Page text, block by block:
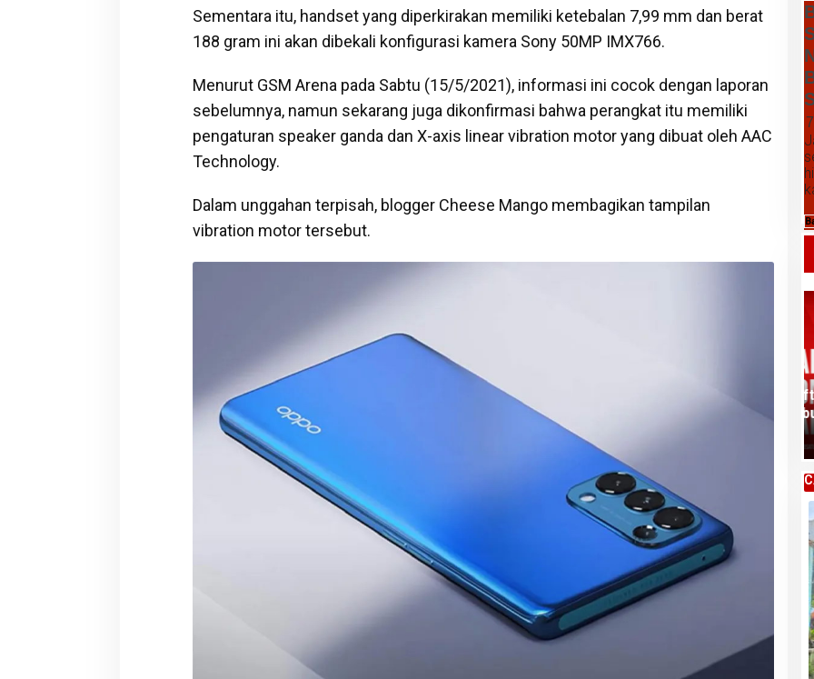
Sementara itu, handset yang diperkirakan memiliki ketebalan 7,99 mm dan berat
188 gram ini akan dibekali konfigurasi kamera Sony 50MP IMX766.
Menurut GSM Arena pada Sabtu (15/5/2021), informasi ini cocok dengan laporan
sebelumnya, namun sekarang juga dikonfirmasi bahwa perangkat itu memiliki
pengaturan speaker ganda dan X-axis linear vibration motor yang dibuat oleh AAC
Technology.
Dalam unggahan terpisah, blogger Cheese Mango membagikan tampilan
vibration motor tersebut.
Kabupaten Karo, Sabtu 08 Agustus